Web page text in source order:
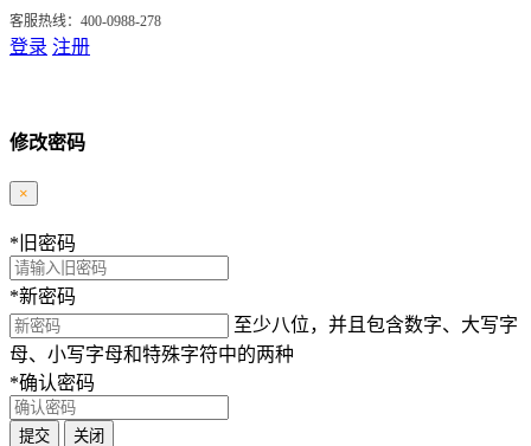
客服热线：400-0988-278
登录 注册
修改密码
×
* 旧密码
*新密码
至少八位，并且包含数字、大写字
母、小写字母和特殊字符中的两种
*确认密码
提交 关闭